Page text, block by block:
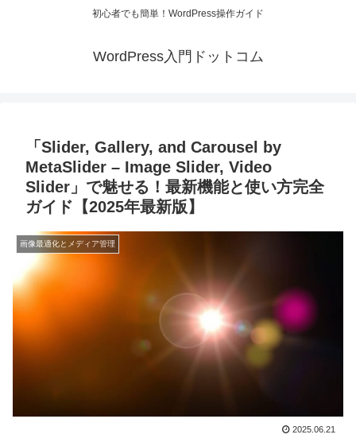
初心者でも簡単！WordPress操作ガイド
WordPress入門ドットコム
「Slider, Gallery, and Carousel by
MetaSlider – Image Slider, Video
Slider」で魅せる！最新機能と使い方完全
ガイド【2025年最新版】
画像最適化とメディア管理
2025.06.21